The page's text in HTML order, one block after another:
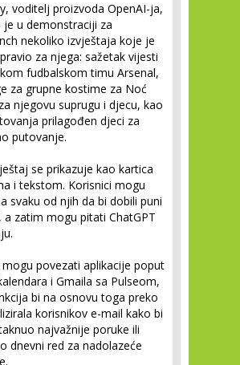
voditelj proizvoda OpenAI-ja,
je u demonstraciji za
nekoliko izvještaja koje je
za njega: sažetak vijesti
fudbalskom timu Arsenal,
za grupne kostime za Noć
njegovu suprugu i djecu, kao
prilagođen djeci za
putovanje.
se prikazuje kao kartica
i tekstom. Korisnici mogu
svaku od njih da bi dobili puni
a zatim mogu pitati ChatGPT
mogu povezati aplikacije poput
i Gmaila sa Pulseom,
bi na osnovu toga preko
korisnikov e-mail kako bi
najvažnije poruke ili
dnevni red za nadolazeće